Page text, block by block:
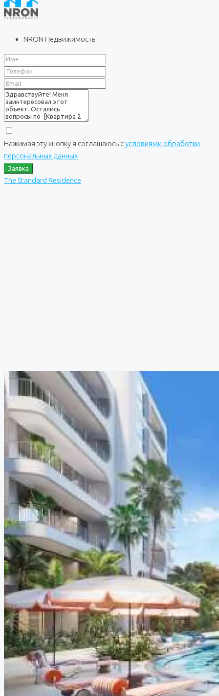
NRON Недвижимость
Нажимая эту кнопку я соглашаюсь сусловиями обработки
персональных данных
Заявка
The Standard Residence